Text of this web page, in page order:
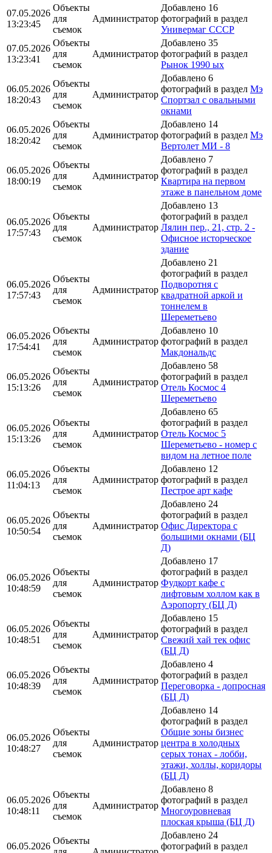
07.05.2026
13:23:45
Объекты
для
съемок
Администратор
Добавлено 16
фотографий в раздел
Универмаг СССР
07.05.2026
13:23:41
Объекты
для
съемок
Администратор
Добавлено 35
фотографий в раздел
Рынок 1990 ых
06.05.2026
18:20:43
Объекты
для
съемок
Администратор
Добавлено 6
фотографий в раздел Мэ
Спортзал с овальными
окнами
06.05.2026
18:20:42
Объекты
для
съемок
Администратор
Добавлено 14
фотографий в раздел Мэ
Вертолет МИ - 8
06.05.2026
18:00:19
Объекты
для
съемок
Администратор
Добавлено 7
фотографий в раздел
Квартира на первом
этаже в панельном доме
06.05.2026
17:57:43
Объекты
для
съемок
Администратор
Добавлено 13
фотографий в раздел
Лялин пер., 21, стр. 2 -
Офисное исторческое
здание
06.05.2026
17:57:43
Объекты
для
съемок
Администратор
Добавлено 21
фотографий в раздел
Подворотня с
квадратной аркой и
тоннелем в
Шереметьево
06.05.2026
17:54:41
Объекты
для
съемок
Администратор
Добавлено 10
фотографий в раздел
Макдональдс
06.05.2026
15:13:26
Объекты
для
съемок
Администратор
Добавлено 58
фотографий в раздел
Отель Космос 4
Шереметьево
06.05.2026
15:13:26
Объекты
для
съемок
Администратор
Добавлено 65
фотографий в раздел
Отель Космос 5
Шереметьево - номер с
видом на летное поле
06.05.2026
11:04:13
Объекты
для
съемок
Администратор
Добавлено 12
фотографий в раздел
Пестрое арт кафе
06.05.2026
10:50:54
Объекты
для
съемок
Администратор
Добавлено 24
фотографий в раздел
Офис Директора с
большими окнами (БЦ
Д)
06.05.2026
10:48:59
Объекты
для
съемок
Администратор
Добавлено 17
фотографий в раздел
Фудкорт кафе с
лифтовым холлом как в
Аэропорту (БЦ Д)
06.05.2026
10:48:51
Объекты
для
съемок
Администратор
Добавлено 15
фотографий в раздел
Свежий хай тек офис
(БЦ Д)
06.05.2026
10:48:39
Объекты
для
съемок
Администратор
Добавлено 4
фотографий в раздел
Переговорка - допросная
(БЦ Д)
06.05.2026
10:48:27
Объекты
для
съемок
Администратор
Добавлено 14
фотографий в раздел
Общие зоны бизнес
центра в холодных
серых тонах - лобби,
этажи, холлы, коридоры
(БЦ Д)
06.05.2026
10:48:11
Объекты
для
съемок
Администратор
Добавлено 8
фотографий в раздел
Многоуровневая
плоская крыша (БЦ Д)
06.05.2026
Объекты
Добавлено 24
фотографий в раздел